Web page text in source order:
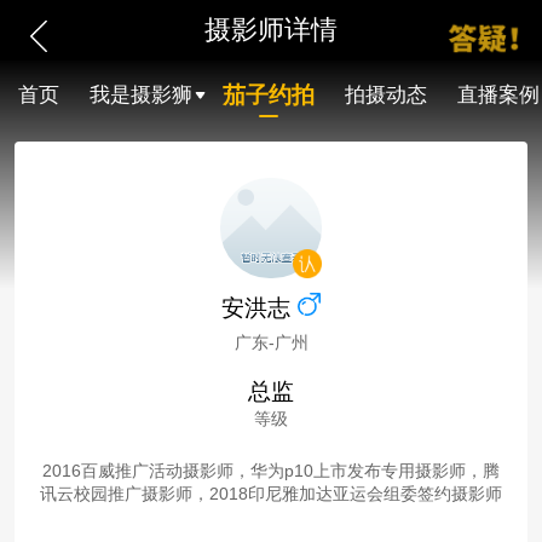
摄影师详情
首页 我是摄影狮 茄子约拍 拍摄动态 直播案例
安洪志
广东-广州
总监
等级
2016百威推广活动摄影师，华为p10上市发布专用摄影师，腾
讯云校园推广摄影师，2018印尼雅加达亚运会组委签约摄影师